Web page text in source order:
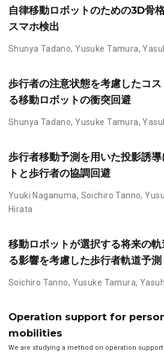
自律移動ロボットのための3D骨
スマホ検出
Shunya Tadano,Yusuke Tamura,
歩行者の注意状態を考慮したコ
る移動ロボットの衝突回避
Shunya Tadano,Yusuke Tamura,
歩行者移動予測を用いた投影誘
トと歩行者の協調回避
Yuuki Naganuma, Soichiro Tanno,
Hirata
移動ロボットが選択する将来の軌
る影響を考慮した歩行者軌道予測
Soichiro Tanno, Yusuke Tamura,
Operation support for
mobilities
We are studying a method on operation support